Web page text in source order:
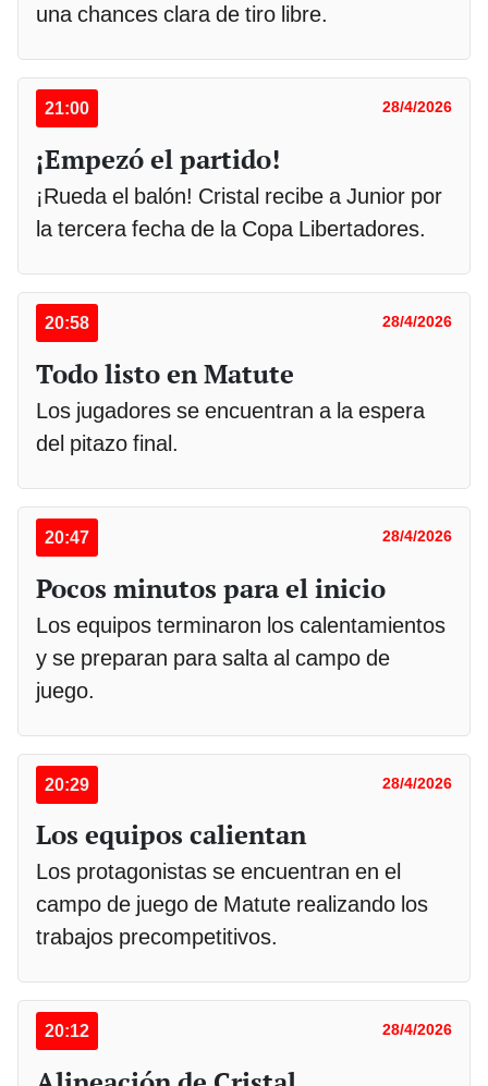
una chances clara de tiro libre.
21:00 28/4/2026
¡Empezó el partido!
¡Rueda el balón! Cristal recibe a Junior por
la tercera fecha de la Copa Libertadores.
20:58 28/4/2026
Todo listo en Matute
Los jugadores se encuentran a la espera
del pitazo final.
20:47 28/4/2026
Pocos minutos para el inicio
Los equipos terminaron los calentamientos
y se preparan para salta al campo de
juego.
20:29 28/4/2026
Los equipos calientan
Los protagonistas se encuentran en el
campo de juego de Matute realizando los
trabajos precompetitivos.
20:12 28/4/2026